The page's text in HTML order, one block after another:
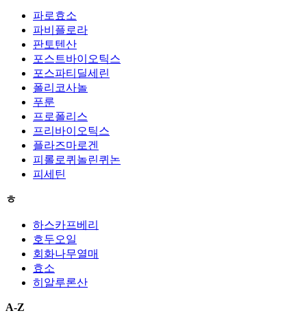
파로효소
파비플로라
판토텐산
포스트바이오틱스
포스파티딜세린
폴리코사놀
푸룬
프로폴리스
프리바이오틱스
플라즈마로겐
피롤로퀴놀린퀴논
피세틴
ㅎ
하스카프베리
호두오일
회화나무열매
효소
히알루론산
A-Z